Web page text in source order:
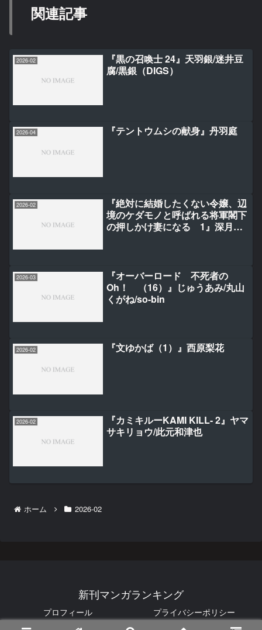
関連記事
2026-02
『黒の召喚士 24』天羽銀/迷井豆
腐/黒銀（DIGS）
2026-04 『テントウムシの献身』丹羽庭
2026-02
『絶対に結婚したくない令嬢、辺
境のケダモノと呼ばれる将軍閣下
の押しかけ妻になる 1』深月り
2026-03
『オーバーロード 不死者の
Oh！ （16）』じゅうあみ/丸山
くがね/so-bin
2026-02 『文ゆかば（1）』西原梨花
2026-02
『カミキルーKAMI KILL- 2』ヤマ
サキリョウ/此元和津也
ホーム 2026-02
新刊マンガランキング
プロフィール
プライバシーポリシー